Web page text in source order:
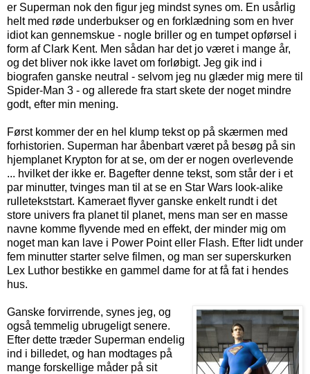
er Superman nok den figur jeg mindst synes om. En usårlig
helt med røde underbukser og en forklædning som en hver
idiot kan gennemskue - nogle briller og en tumpet opførsel i
form af Clark Kent. Men sådan har det jo været i mange år,
og det bliver nok ikke lavet om forløbigt. Jeg gik ind i
biografen ganske neutral - selvom jeg nu glæder mig mere til
Spider-Man 3 - og allerede fra start skete der noget mindre
godt, efter min mening.
Først kommer der en hel klump tekst op på skærmen med
forhistorien. Superman har åbenbart været på besøg på sin
hjemplanet Krypton for at se, om der er nogen overlevende
... hvilket der ikke er. Bagefter denne tekst, som står der i et
par minutter, tvinges man til at se en Star Wars look-alike
rulletekststart. Kameraet flyver ganske enkelt rundt i det
store univers fra planet til planet, mens man ser en masse
navne komme flyvende med en effekt, der minder mig om
noget man kan lave i Power Point eller Flash. Efter lidt under
fem minutter starter selve filmen, og man ser superskurken
Lex Luthor bestikke en gammel dame for at få fat i hendes
hus.
Ganske forvirrende, synes jeg, og
også temmelig ubrugeligt senere.
Efter dette træder Superman endelig
ind i billedet, og han modtages på
mange forskellige måder på sit